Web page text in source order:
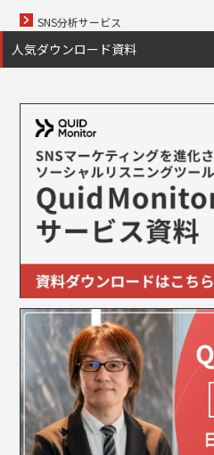
SNS分析サービス
人気ダウンロード資料